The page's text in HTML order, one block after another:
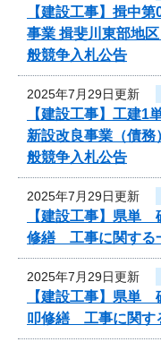
【建設工事】揖中
事業 揖斐川東部地
般競争入札公告
2025年7月29日更新
【建設工事】工建
新設改良事業（債
般競争入札公告
2025年7月29日更新
【建設工事】県単
修繕 工事に関する
2025年7月29日更新
【建設工事】県単
叩修繕 工事に関す